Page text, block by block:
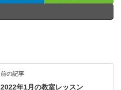
前の記事
2022年1月の教室レッスン